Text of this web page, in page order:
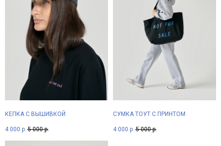
КЕПКА С ВЫШИВКОЙ
4 000 р. 5 000 р.
СУМКА ТОУТ С ПРИНТОМ
4 000 р. 5 000 р.